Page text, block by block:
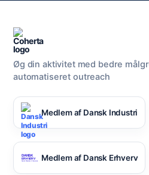
Øg din aktivitet med bedre
automatiseret outreach
Medlem af Dansk Industri
Medlem af Dansk Erhverv